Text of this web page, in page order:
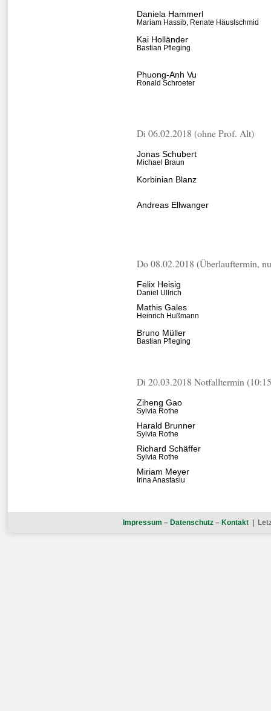
Daniela Hammerl
Mariam Hassib, Renate Häuslschmid
Kai Holländer
Bastian Pfleging
Phuong-Anh Vu
Ronald Schroeter
Di 06.02.2018 (ohne Prof. Alt)
Jonas Schubert
Michael Braun
Korbinian Blanz
Andreas Ellwanger
Do 08.02.2018 (Überlauftermin,
Felix Heisig
Daniel Ullrich
Mathis Gales
Heinrich Hußmann
Bruno Müller
Bastian Pfleging
Di 20.03.2018 Notfalltermin
Ziheng Gao
Sylvia Rothe
Harald Brunner
Sylvia Rothe
Richard Schäffer
Sylvia Rothe
Miriam Meyer
Irina Anastasiu
Impressum – Datenschutz– Kontakt|